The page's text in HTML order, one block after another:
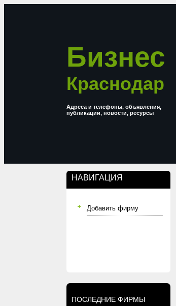
Бизнес
Краснодар
Адреса и телефоны, объявления,
публикации, новости, ресурсы
НАВИГАЦИЯ
Добавить фирму
ПОСЛЕДНИЕ ФИРМЫ